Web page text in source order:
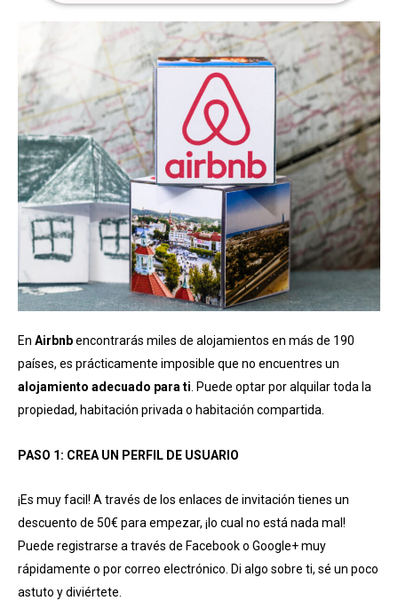
En Airbnbencontrarás miles de alojamientos en más de 190
países, es prácticamente imposible que no encuentres un
alojamiento adecuado para ti. Puede optar por alquilar toda la
propiedad, habitación privada o habitación compartida.
PASO 1: CREA UN PERFIL DE USUARIO
¡Es muy facil! A través de los enlaces de invitación tienes un
descuento de 50€ para empezar, ¡lo cual no está nada mal!
Puede registrarse a través de Facebook o Google+ muy
rápidamente o por correo electrónico. Di algo sobre ti, sé un poco
astuto y diviértete.